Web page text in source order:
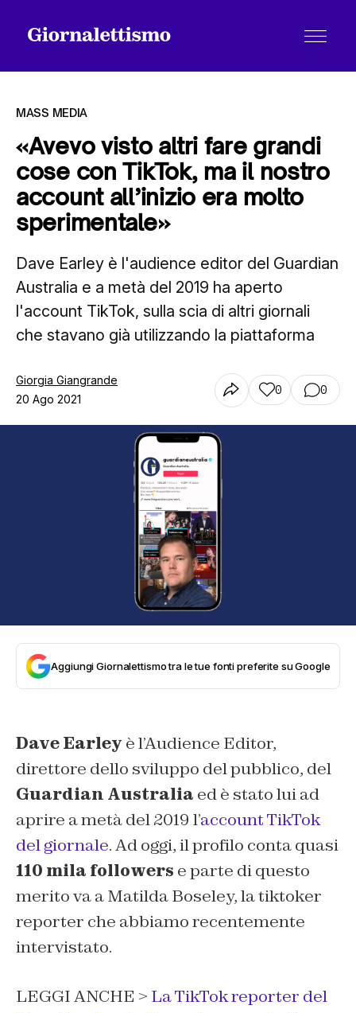
Tutti gli articoli
Chi siamo
Contatti
MASS MEDIA
«Avevo visto altri fare grandi
cose con TikTok, ma il nostro
account all’inizio era molto
sperimentale»
Dave Earley è l'audience editor del Guardian
Australia e a metà del 2019 ha aperto
l'account TikTok, sulla scia di altri giornali
che stavano già utilizzando la piattaforma
Giorgia Giangrande
20 Ago 2021
0 0
Aggiungi Giornalettismo tra le tue fonti preferite su Google
Dave Earley è l’Audience Editor,
direttore dello sviluppo del pubblico, del
Guardian Australia ed è stato lui ad
aprire a metà del 2019 l’account TikTok
del giornale. Ad oggi, il profilo conta quasi
110 mila followers e parte di questo
merito va a Matilda Boseley, la tiktoker
reporter che abbiamo recentemente
intervistato.
LEGGI ANCHE > La TikTok reporter del